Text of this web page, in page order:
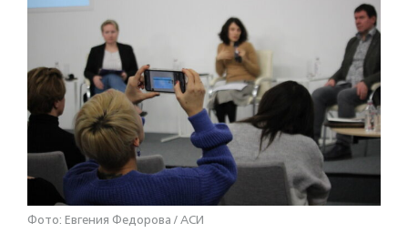
Фото: Евгения Федорова / АСИ